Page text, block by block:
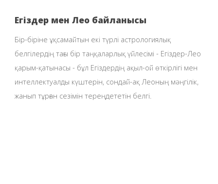
Егіздер мен Лео байланысы
Бір-біріне ұқсамайтын екі түрлі астрологиялық
белгілердің тағы бір таңқаларлық үйлесімі - Егіздер-Лео
қарым-қатынасы - бұл Егіздердің ақыл-ой өткірлігі мен
интеллектуалды күштерін, сондай-ақ Леоның мәңгілік,
жанып тұрған сезімін тереңдететін белгі.